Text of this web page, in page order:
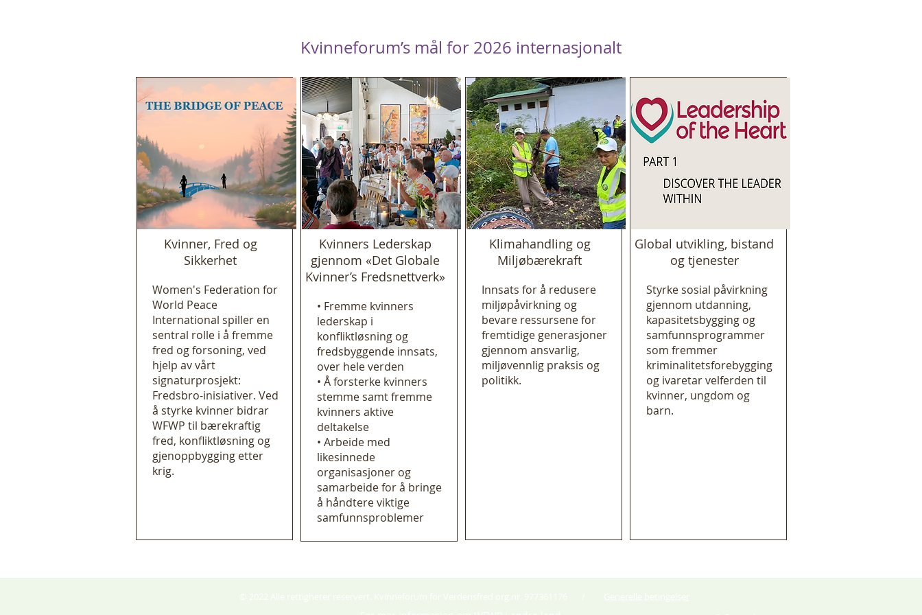
Kvinneforum’s mål for 2026 internasjonalt
Kvinner, Fred og
Sikkerhet
Women's Federation for
World Peace
International spiller en
sentral rolle i å fremme
fred og forsoning, ved
hjelp av vårt
signaturprosjekt:
Fredsbro-inisiativer. Ved
å styrke kvinner bidrar
WFWP til bærekraftig
fred, konfliktløsning og
gjenoppbygging etter
krig.
Kvinners Lederskap
gjennom «Det Globale
Kvinner’s Fredsnettverk»
• Fremme kvinners
lederskap i
konfliktløsning og
fredsbyggende innsats,
over hele verden
• Å forsterke kvinners
stemme samt fremme
kvinners aktive
deltakelse
• Arbeide med
likesinnede
organisasjoner og
samarbeide for å bringe
å håndtere viktige
samfunnsproblemer
Klimahandling og
Miljøbærekraft
Innsats for å redusere
miljøpåvirkning og
bevare ressursene for
fremtidige generasjoner
gjennom ansvarlig,
miljøvennlig praksis og
politikk.
Global utvikling, bistand
og tjenester
Styrke sosial påvirkning
gjennom utdanning,
kapasitetsbygging og
samfunnsprogrammer
som fremmer
kriminalitetsforebygging
og ivaretar velferden til
kvinner, ungdom og
barn.